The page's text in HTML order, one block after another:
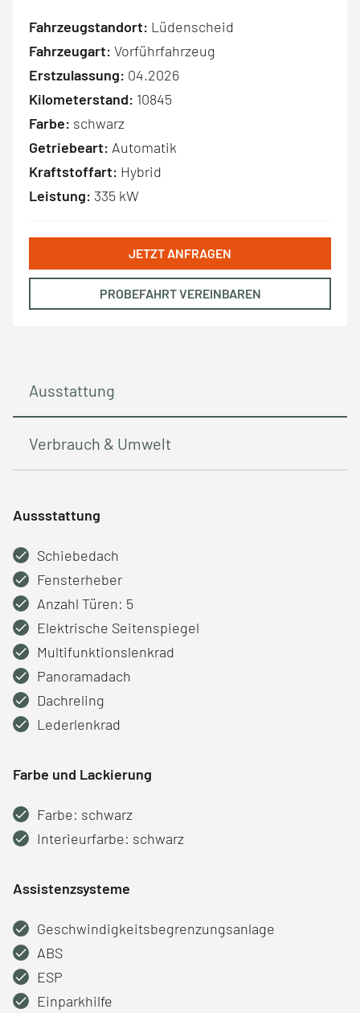
Fahrzeugstandort: Lüdenscheid
Fahrzeugart: Vorführfahrzeug
Erstzulassung: 04.2026
Kilometerstand: 10845
Farbe: schwarz
Getriebeart: Automatik
Kraftstoffart: Hybrid
Leistung: 335 kW
JETZT ANFRAGEN
PROBEFAHRT VEREINBAREN
Ausstattung
Verbrauch & Umwelt
Aussstattung
Schiebedach
Fensterheber
Anzahl Türen: 5
Elektrische Seitenspiegel
Multifunktionslenkrad
Panoramadach
Dachreling
Lederlenkrad
Farbe und Lackierung
Farbe: schwarz
Interieurfarbe: schwarz
Assistenzsysteme
Geschwindigkeitsbegrenzungsanlage
ABS
ESP
Einparkhilfe